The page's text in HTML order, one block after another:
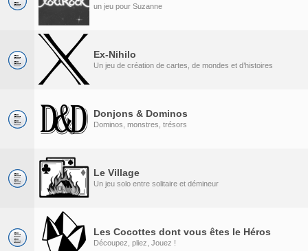
un jeu pour Suzanne
Ex-Nihilo
Un jeu de création de cartes, de mondes et d’histoires
Donjons & Dominos
Dominos, monstres, trésors
Le Village
Un jeu solo entre solitaire et démineur
Les Cocottes dont vous êtes le Héros
Découpez, pliez, Jouez !